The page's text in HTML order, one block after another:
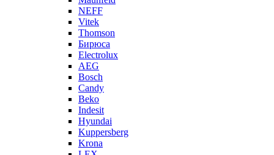
NEFF
Vitek
Thomson
Бирюса
Electrolux
AEG
Bosch
Candy
Beko
Indesit
Hyundai
Kuppersberg
Krona